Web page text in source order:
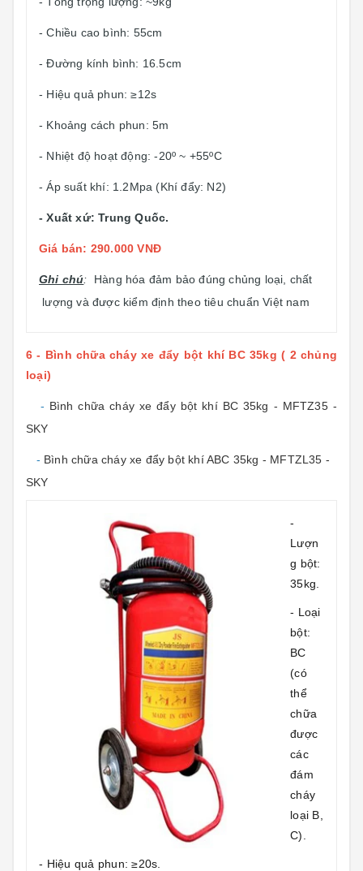
- Chiều cao bình: 55cm
- Đường kính bình: 16.5cm
- Hiệu quả phun: ≥12s
- Khoảng cách phun: 5m
- Nhiệt độ hoạt động: -20º ~ +55ºC
- Áp suất khí: 1.2Mpa (Khí đẩy: N2)
- Xuất xứ: Trung Quốc.
Giá bán: 290.000 VNĐ
Ghi chú: Hàng hóa đảm bảo đúng chủng loại, chất
lượng và được kiểm định theo tiêu chuẩn Việt nam
6 - Bình chữa cháy xe đẩy bột khí BC 35kg ( 2 chủng
loại)
- Bình chữa cháy xe đẩy bột khí BC 35kg - MFTZ35 -
SKY
- Bình chữa cháy xe đẩy bột khí ABC 35kg - MFTZL35 -
SKY
-
Lượn
g bột:
35kg.
- Loại
bột:
BC
(có
thể
chữa
được
các
đám
cháy
loại B,
C).
- Hiệu quả phun: ≥20s.